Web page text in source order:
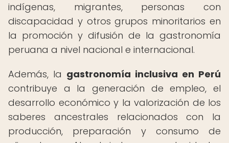
indígenas, migrantes, personas con
discapacidad y otros grupos minoritarios en
la promoción y difusión de la gastronomía
peruana a nivel nacional e internacional.
Además, la gastronomía inclusiva en Perú
contribuye a la generación de empleo, el
desarrollo económico y la valorización de los
saberes ancestrales relacionados con la
producción, preparación y consumo de